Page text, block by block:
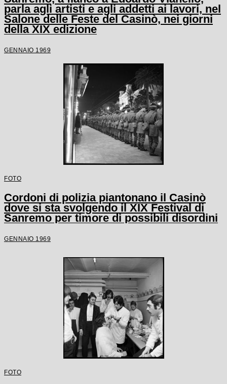
parla agli artisti e agli addetti ai lavori, nel
Salone delle Feste del Casinò, nei giorni
della XIX edizione
GENNAIO 1969
FOTO
Cordoni di polizia piantonano il Casinò
dove si sta svolgendo il XIX Festival di
Sanremo per timore di possibili disordini
GENNAIO 1969
FOTO